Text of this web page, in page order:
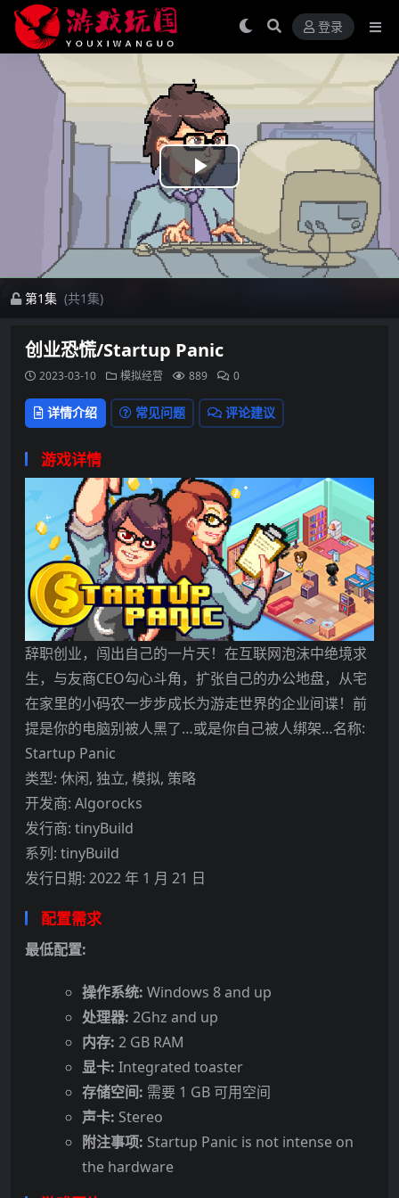
登录
Play
Video
第1集 (共1集)
创业恐慌/Startup Panic
2023-03-10 模拟经营 889 0
详情介绍 常见问题 评论建议
游戏详情
辞职创业，闯出自己的一片天！在互联网泡沫中绝境求
生，与友商CEO勾心斗角，扩张自己的办公地盘，从宅
在家里的小码农一步步成长为游走世界的企业间谍！前
提是你的电脑别被人黑了…或是你自己被人绑架…名称:
Startup Panic
类型: 休闲, 独立, 模拟, 策略
开发商: Algorocks
发行商: tinyBuild
系列: tinyBuild
发行日期: 2022 年 1 月 21 日
配置需求
最低配置:
操作系统: Windows 8 and up
处理器: 2Ghz and up
内存: 2 GB RAM
显卡: Integrated toaster
存储空间: 需要 1 GB 可用空间
声卡: Stereo
附注事项: Startup Panic is not intense on
the hardware